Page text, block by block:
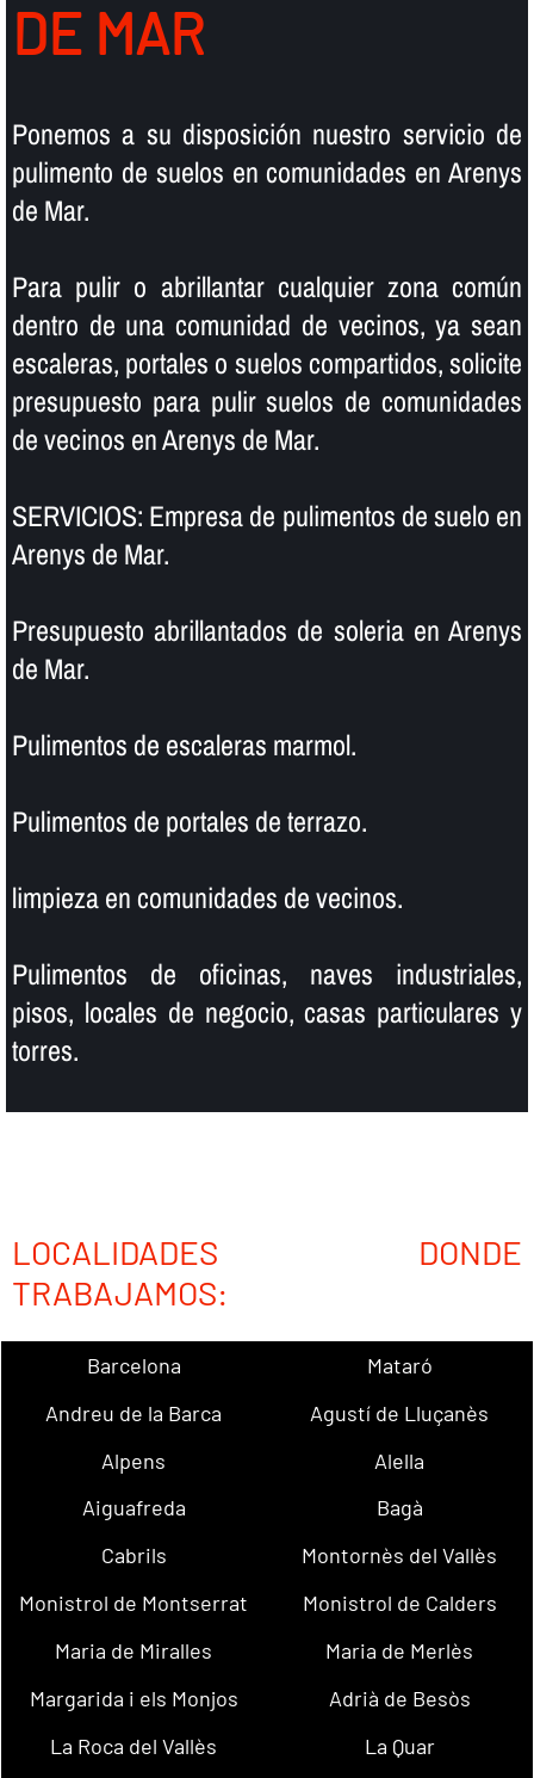
DE MAR
Ponemos a su disposición nuestro servicio de
pulimento de suelos en comunidades en Arenys
de Mar.
Para pulir o abrillantar cualquier zona común
dentro de una comunidad de vecinos, ya sean
escaleras, portales o suelos compartidos, solicite
presupuesto para pulir suelos de comunidades
de vecinos en Arenys de Mar.
SERVICIOS: Empresa de pulimentos de suelo en
Arenys de Mar.
Presupuesto abrillantados de soleria en Arenys
de Mar.
Pulimentos de escaleras marmol.
Pulimentos de portales de terrazo.
limpieza en comunidades de vecinos.
Pulimentos de oficinas, naves industriales,
pisos, locales de negocio, casas particulares y
torres.
LOCALIDADES DONDE
TRABAJAMOS:
Barcelona
Mataró
Andreu de la Barca
Agustí de Lluçanès
Alpens
Alella
Aiguafreda
Bagà
Cabrils
Montornès del Vallès
Monistrol de Montserrat
Monistrol de Calders
Maria de Miralles
Maria de Merlès
Margarida i els Monjos
Adrià de Besòs
La Roca del Vallès
La Quar